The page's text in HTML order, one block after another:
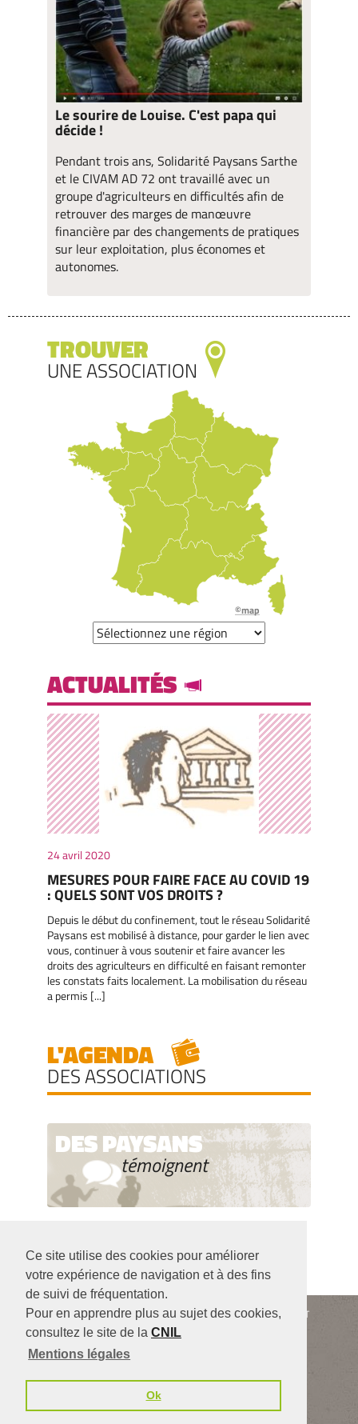
Ce site utilise des cookies pour améliorer
votre expérience de navigation et à des fins
de suivi de fréquentation.
Pour en apprendre plus au sujet des cookies,
consultez le site de la CNIL
Mentions légales
Ok
Le sourire de Louise. C'est papa qui
décide !
Pendant trois ans, Solidarité Paysans Sarthe
et le CIVAM AD 72 ont travaillé avec un
groupe d'agriculteurs en difficultés afin de
retrouver des marges de manœuvre
financière par des changements de pratiques
sur leur exploitation, plus économes et
autonomes.
TROUVER
UNE ASSOCIATION
©map
ACTUALITÉS
24 avril 2020
MESURES POUR FAIRE FACE AU COVID 19
: QUELS SONT VOS DROITS ?
Depuis le début du confinement, tout le réseau Solidarité
Paysans est mobilisé à distance, pour garder le lien avec
vous, continuer à vous soutenir et faire avancer les
droits des agriculteurs en difficulté en faisant remonter
les constats faits localement. La mobilisation du réseau
a permis [...]
L'AGENDA
DES ASSOCIATIONS
DES PAYSANS
témoignent
Siège de l'association : 104 rue Robespierre - 93 170 BAGNOLET
06 41 05 43 01 (le lundi, mardi, jeudi, vendredi)
Contact
SUIVEZ-NOUS Linkedin